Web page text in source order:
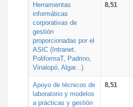
Herramientas
informáticas
corporativas de
gestión
proporcionadas por el
ASIC (Intranet,
PoliformaT, Padrino,
Vinalopó, Algar...)
8,51
Apoyo de técnicos de
laboratorio y modelos
a prácticas y gestión
8,51